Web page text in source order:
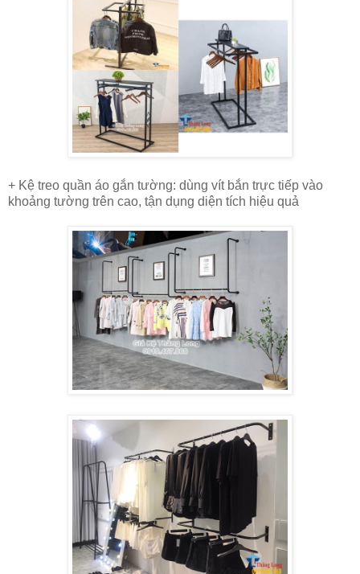
+ Kệ treo quần áo gắn tường: dùng vít bắn trực tiếp vào
khoảng tường trên cao, tận dụng diện tích hiệu quả